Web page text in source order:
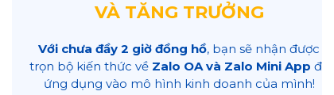
Với chưa đầy 2 giờ đồng hồ, bạn sẽ nhận được
trọn bộ kiến thức về Zalo OA và Zalo Mini App để
ứng dụng vào mô hình kinh doanh của mình!
VÀ TĂNG TRƯỞNG